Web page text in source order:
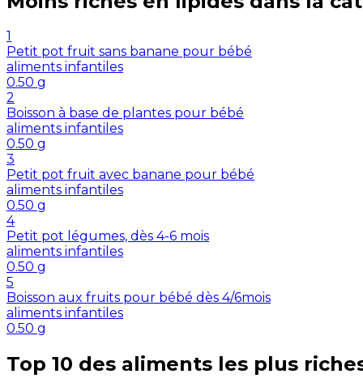
1
Petit pot fruit sans banane pour bébé
aliments infantiles
0.50 g
2
Boisson à base de plantes pour bébé
aliments infantiles
0.50 g
3
Petit pot fruit avec banane pour bébé
aliments infantiles
0.50 g
4
Petit pot légumes, dès 4-6 mois
aliments infantiles
0.50 g
5
Boisson aux fruits pour bébé dès 4/6mois
aliments infantiles
0.50 g
Top 10 des aliments les plus